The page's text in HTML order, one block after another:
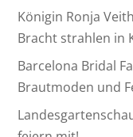
Königin Ronja
Bracht strahlen in
Barcelona Bridal
Brautmoden und